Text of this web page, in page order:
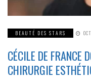
BEAUTÉ DES STARS
CÉCILE DE FRANCE
CHIRURGIE